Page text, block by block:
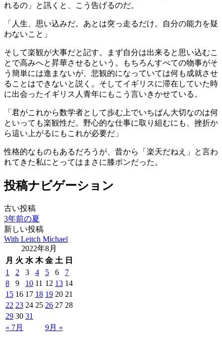
れるの」と訊くと、こう告げるのだ。
「人生、思い込みだ。あとは突っ走るだけ。自分の能力を疑
わないこと」
そして楽観が大事だと記す。まず自分は出来ると思い込むこ
とで高みへと昇華させるという。もちろんすべての物事がそ
う簡単には進まないが、悲観的になっていては何も成就させ
ることはできないと説く。そしてイギリスに滞在していた時
に出会ったイギリス人青年にもこう言いきかせている。
「君がこれから数学者として歩む上でいちばん大切なのは何
といっても楽観性だ。野心的な仕事に取り組むにも、挫折か
ら這い上がるにもこれが必要だ」
性格的なものもあるだろうが、昔から「楽天だねえ」と言わ
れてきた私にとってはまさに膝ポンだった。
投稿ナビゲーション
古い投稿
3年前の夏
新しい投稿
With Leitch Michael
2022年8月
月 火 水 木 金 土 日
« 7月 9月 »
1 2 3 4 5 6
7
8
9 10 11 12 13 14
15 16 17 18 19 20 21
22 23 24 25 26 27 28
29 30 31